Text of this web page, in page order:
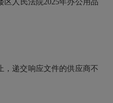
区人民法院2025年办公用品
，递交响应文件的供应商不